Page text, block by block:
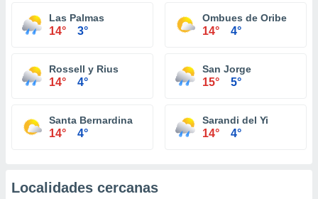
Las Palmas
14° 3°
Ombues de Oribe
14° 4°
Rossell y Rius
14° 4°
San Jorge
15° 5°
Santa Bernardina
14° 4°
Sarandi del Yi
14° 4°
Localidades cercanas